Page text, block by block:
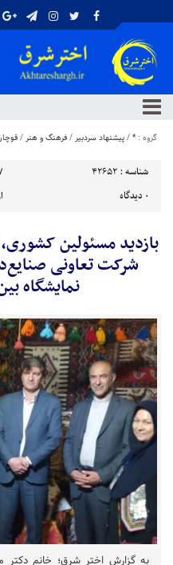
گروه : *
/پیشنهاد سردبیر/فرهنگ و هنر/
شناسه : 42652
۲۷
۰ دیدگاه
بازدید مسئولین
شرکت تعاونی
نمایشگاه
به گزارش اختر شرق؛ خانم دکتر